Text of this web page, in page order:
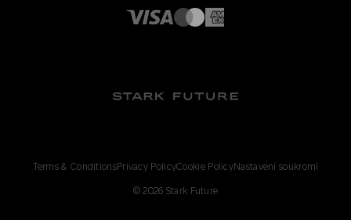
Whistleblowing Channel
Terms & ConditionsPrivacy PolicyCookie PolicyNastavení soukromí
©2026 Stark Future